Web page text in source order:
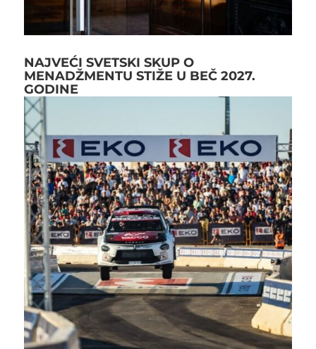
NAJVEĆI SVETSKI SKUP O
MENADŽMENTU STIŽE U BEČ 2027.
GODINE